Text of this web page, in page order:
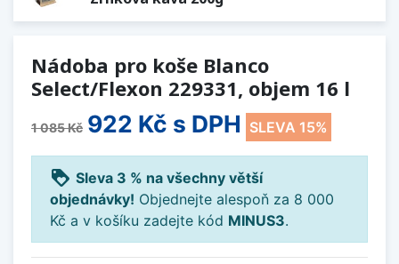
Nádoba pro koše Blanco
Select/Flexon 229331, objem 16 l
1 085 Kč 922 Kč s DPH SLEVA 15%
loyalty Sleva 3 % na všechny větší
objednávky! Objednejte alespoň za 8 000
Kč a v košíku zadejte kód MINUS3.